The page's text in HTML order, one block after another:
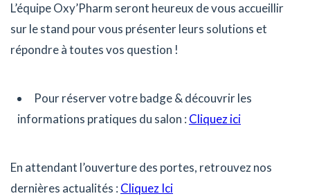
L’équipe Oxy’Pharm seront heureux de vous accueillir
sur le stand pour vous présenter leurs solutions et
répondre à toutes vos question !
Pour réserver votre badge & découvrir les
informations pratiques du salon : Cliquez ici
En attendant l’ouverture des portes, retrouvez nos
dernières actualités : Cliquez Ici